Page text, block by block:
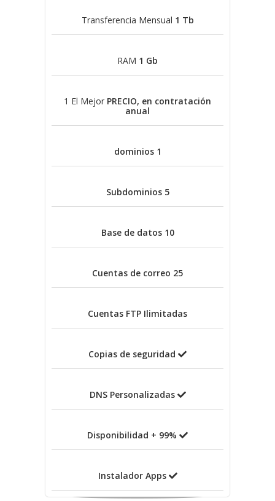
Transferencia Mensual 1 Tb
RAM 1 Gb
1 El Mejor PRECIO, en contratación
anual
dominios 1
Subdominios 5
Base de datos 10
Cuentas de correo 25
Cuentas FTP Ilimitadas
Copias de seguridad
DNS Personalizadas
Disponibilidad + 99%
Instalador Apps